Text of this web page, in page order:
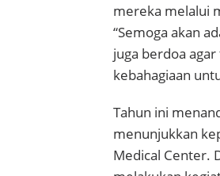
mereka melalui
“Semoga akan
juga berdoa
kebahagiaan
Tahun ini
menunjukkan
Medical Center.